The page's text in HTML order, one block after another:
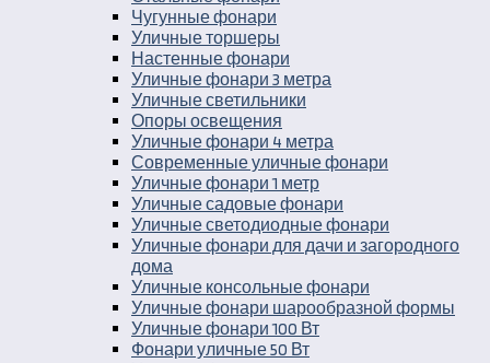
Чугунные фонари
Уличные торшеры
Настенные фонари
Уличные фонари 3 метра
Уличные светильники
Опоры освещения
Уличные фонари 4 метра
Современные уличные фонари
Уличные фонари 1 метр
Уличные садовые фонари
Уличные светодиодные фонари
Уличные фонари для дачи и загородного
дома
Уличные консольные фонари
Уличные фонари шарообразной формы
Уличные фонари 100 Вт
Фонари уличные 50 Вт